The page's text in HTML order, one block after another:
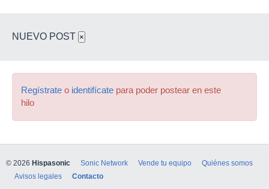
NUEVO POST ×
Regístrate o identifícate para poder postear en este
hilo
© 2026 Hispasonic Sonic Network Vende tu equipo
Quiénes somos
Avisos legales
Contacto